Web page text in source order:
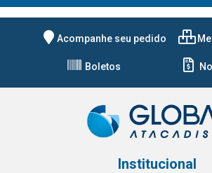
Acompanhe seu pedido
Boletos
Institucional